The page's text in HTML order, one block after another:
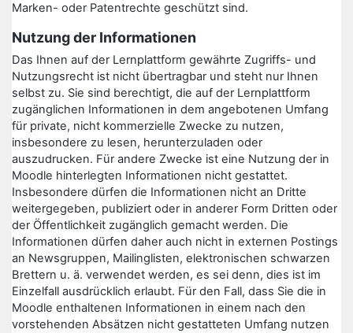
Marken- oder Patentrechte geschützt sind.
Nutzung der Informationen
Das Ihnen auf der Lernplattform gewährte Zugriffs- und
Nutzungsrecht ist nicht übertragbar und steht nur Ihnen
selbst zu. Sie sind berechtigt, die auf der Lernplattform
zugänglichen Informationen in dem angebotenen Umfang
für private, nicht kommerzielle Zwecke zu nutzen,
insbesondere zu lesen, herunterzuladen oder
auszudrucken. Für andere Zwecke ist eine Nutzung der in
Moodle hinterlegten Informationen nicht gestattet.
Insbesondere dürfen die Informationen nicht an Dritte
weitergegeben, publiziert oder in anderer Form Dritten oder
der Öffentlichkeit zugänglich gemacht werden. Die
Informationen dürfen daher auch nicht in externen Postings
an Newsgruppen, Mailinglisten, elektronischen schwarzen
Brettern u. ä. verwendet werden, es sei denn, dies ist im
Einzelfall ausdrücklich erlaubt. Für den Fall, dass Sie die in
Moodle enthaltenen Informationen in einem nach den
vorstehenden Absätzen nicht gestatteten Umfang nutzen